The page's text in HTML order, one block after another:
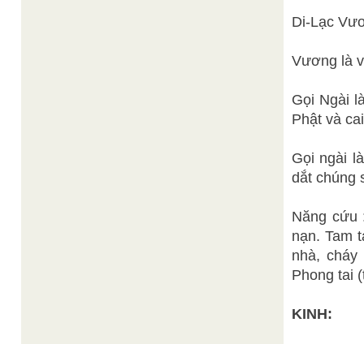
Di-Lạc
Vương là
Gọi Ngài
Phật và
Gọi ngài
dắt chúng
Năng cứu
nạn. Tam
nhà,
Phong tai
KINH: